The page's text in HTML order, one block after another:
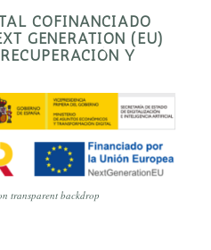
COFINANCIADO
GENERATION (EU)
Y
transparent backdrop